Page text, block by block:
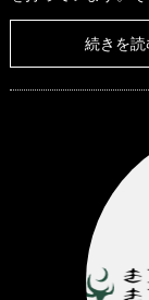
いからで、そこに
どもは没頭するの
むようになります
続きを